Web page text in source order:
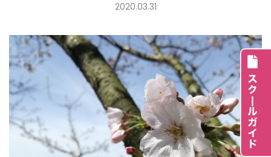
2020.03.31